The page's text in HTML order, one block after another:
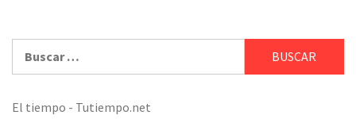
El tiempo - Tutiempo.net